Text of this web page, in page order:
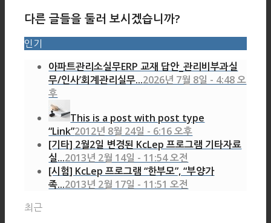
다른 글들을 둘러 보시겠습니까?
인기
아파트관리소실무ERP 교재 답안_관리비부과실
무/인사’회계관리실무...2026년 7월 8일 - 4:48 오
후
This is a post with post type
“Link”2012년 8월 24일 - 6:16 오후
[기타] 2월2일 변경된 KcLep 프로그램 기타자료
실...2013년 2월 14일 - 11:54 오전
[시험] KcLep 프로그램 “한부모”, “부양가
족...2013년 2월 17일 - 11:51 오전
최근